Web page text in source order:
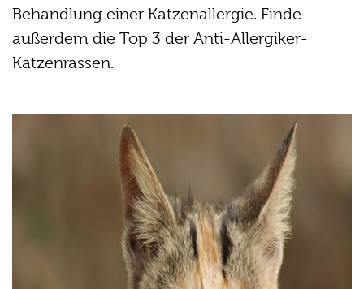
Behandlung einer Katzenallergie. Finde
außerdem die Top 3 der Anti-Allergiker-
Katzenrassen.